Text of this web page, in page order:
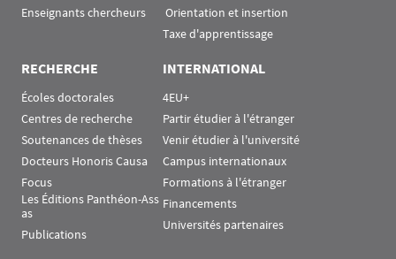
Enseignants chercheurs
Orientation et insertion
Taxe d'apprentissage
RECHERCHE
Écoles doctorales
Centres de recherche
Soutenances de thèses
Docteurs Honoris Causa
Focus
Les Éditions Panthéon-Ass
as
Publications
INTERNATIONAL
4EU+
Partir étudier à l'étranger
Venir étudier à l'université
Campus internationaux
Formations à l'étranger
Financements
Universités partenaires